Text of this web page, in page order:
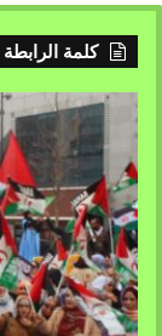
دولة الاحتلال
بالصحراء
المنزلي عن كل
مشروط عن لكل
ـ مناشدة
تحقيق مستقلة
الانسان
المناضلين من
بالجزء المحتل
و اذ تهيب
شعبنا الصامد
كلمة الرابطة